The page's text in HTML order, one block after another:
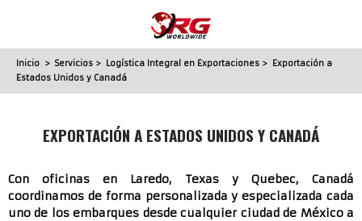
Inicio > Servicios > Logística Integral en Exportaciones > Exportación a
Estados Unidos y Canadá
EXPORTACIÓN A ESTADOS UNIDOS Y CANADÁ
Con oficinas en Laredo, Texas y Quebec, Canadá
coordinamos de forma personalizada y especializada cada
uno de los embarques desde cualquier ciudad de México a